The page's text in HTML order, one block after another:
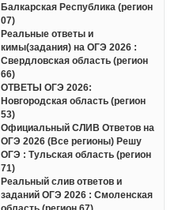
Балкарская Республика (регион
07)
Реальные ответы и
кимы(задания) на ОГЭ 2026 :
Свердловская область (регион
66)
ОТВЕТЫ ОГЭ 2026:
Новгородская область (регион
53)
Официальный СЛИВ Ответов на
ОГЭ 2026 (Все регионы) Решу
ОГЭ : Тульская область (регион
71)
Реальный слив ответов и
заданий ОГЭ 2026 : Смоленская
область (регион 67)